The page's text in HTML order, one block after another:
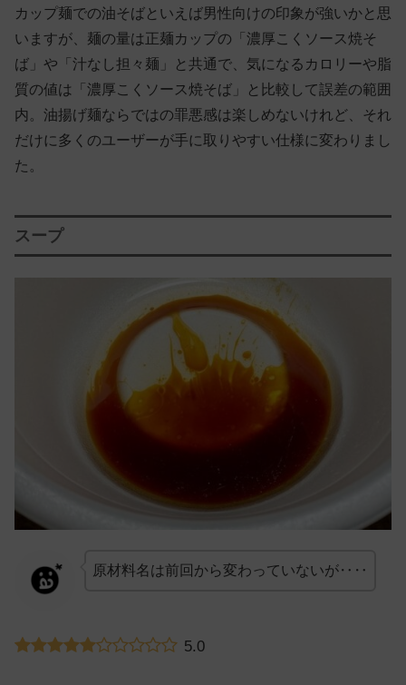
カップ麺での油そばといえば男性向けの印象が強いかと思
いますが、麺の量は正麺カップの「濃厚こくソース焼そ
ば」や「汁なし担々麺」と共通で、気になるカロリーや脂
質の値は「濃厚こくソース焼そば」と比較して誤差の範囲
内。油揚げ麺ならではの罪悪感は楽しめないけれど、それ
だけに多くのユーザーが手に取りやすい仕様に変わりまし
た。
スープ
原材料名は前回から変わっていないが‥‥
5.0